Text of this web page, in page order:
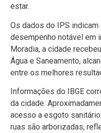
estar.
Os dados do IPS
desempenho notável em
Moradia, a cidade
Água e Saneamento,
entre os melhores
Informações do IBGE
da cidade.
acesso a esgoto
ruas são arborizadas,